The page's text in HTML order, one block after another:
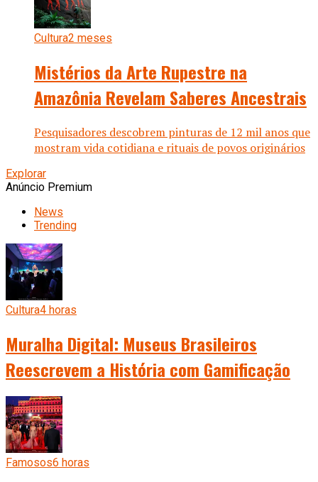
Cultura2 meses
Mistérios da Arte Rupestre na
Amazônia Revelam Saberes Ancestrais
Pesquisadores descobrem pinturas de 12 mil anos que
mostram vida cotidiana e rituais de povos originários
Explorar
Anúncio Premium
News
Trending
Cultura4 horas
Muralha Digital: Museus Brasileiros
Reescrevem a História com Gamificação
Famosos6 horas